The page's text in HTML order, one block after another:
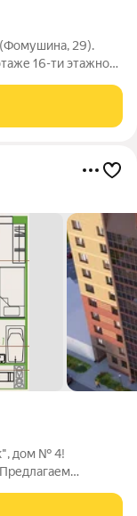
29).
16-ти этажного
дом № 4!
Преимущества